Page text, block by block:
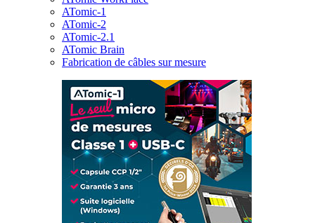
ATomic-1
ATomic-2
ATomic-2.1
ATomic Brain
Fabrication de câbles sur mesure